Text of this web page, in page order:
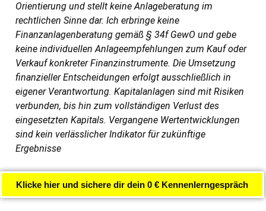
Orientierung und stellt keine Anlageberatung im
rechtlichen Sinne dar. Ich erbringe keine
Finanzanlagenberatung gemäß § 34f GewO und gebe
keine individuellen Anlageempfehlungen zum Kauf oder
Verkauf konkreter Finanzinstrumente. Die Umsetzung
finanzieller Entscheidungen erfolgt ausschließlich in
eigener Verantwortung. Kapitalanlagen sind mit Risiken
verbunden, bis hin zum vollständigen Verlust des
eingesetzten Kapitals. Vergangene Wertentwicklungen
sind kein verlässlicher Indikator für zukünftige
Ergebnisse
Klicke hier und sichere dir dein 0 € Kennenlerngespräch